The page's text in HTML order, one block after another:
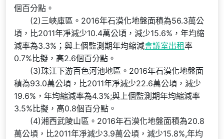
個百分點。
(2)三峽庫區。2016年石漠化地盤面積為56.3萬公
頃，比2011年凈減少10.4萬公頃，減少15.6%，年均縮
減率為3.3%；與上個監測期年均縮減會議室出租率
0.7%比擬，高2.6個百分點。
(3)珠江下游百色河池地區。2016年石漠化地盤面
積為93.0萬公頃，比2011年凈減少22.6萬公頃，減少
19.6%，年均縮減率為4.3%;與上個監測期年均縮減率
3.5%比擬，高0.8個百分點。
(4)湘西武陵山區。2016年石漠化地盤面積為20.8
萬公頃，比2011年凈減少3.9萬公頃，減少15.8%,年均